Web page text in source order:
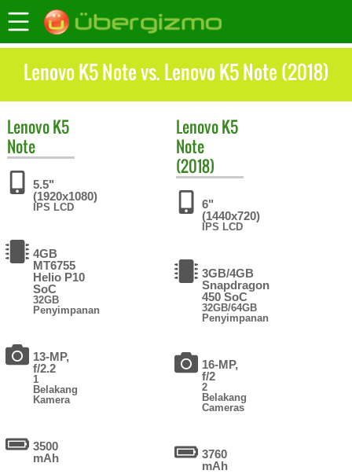
Lenovo K5 Note vs. Lenovo K5 Note (2018)
LenovoK5
Note
5.5"
(1920x1080)
IPS LCD
4GB
MT6755
Helio P10
SoC
32GB
Penyimpanan
13-MP,
f/2.2
1
Belakang
Kamera
3500
mAh
LenovoK5
Note
(2018)
6"
(1440x720)
IPS LCD
3GB/4GB
Snapdragon
450 SoC
32GB/64GB
Penyimpanan
16-MP,
f/2
2
Belakang
Cameras
3760
mAh